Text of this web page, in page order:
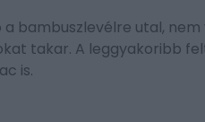
a bambuszlevélre utal,
takar. A leggyakoribb
is.